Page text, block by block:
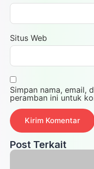
Situs Web
Simpan nama, email,
peramban ini untuk
Post Terkait